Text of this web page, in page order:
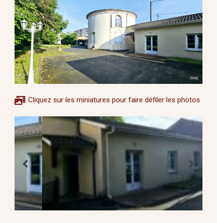
Cliquez sur les miniatures pour faire défiler les photos